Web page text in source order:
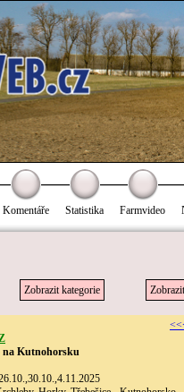
Komentáře Statistika Farmvideo
Zobrazit kategorie
na Kutnohorsku